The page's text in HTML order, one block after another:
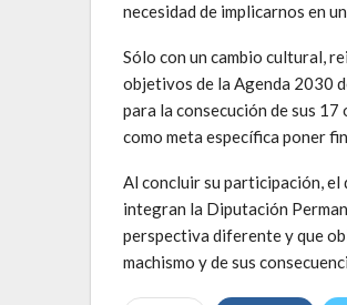
necesidad de implicarnos en
Sólo con un cambio cultural,
objetivos de la Agenda 2030
para la consecución de sus
como meta específica poner
Al concluir su participación,
integran la Diputación
perspectiva diferente y que
machismo y de sus